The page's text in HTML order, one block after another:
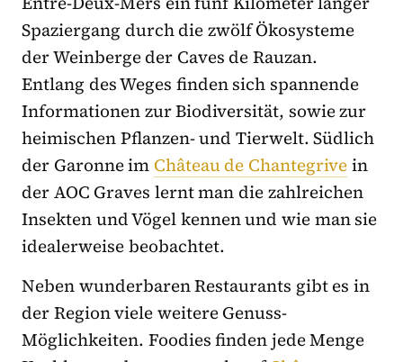
Spaziergang durch die zwölf Ökosysteme
der Weinberge der Caves de Rauzan.
Entlang des Weges finden sich spannende
Informationen zur Biodiversität, sowie zur
heimischen Pflanzen- und Tierwelt. Südlich
der Garonne im Château de Chantegrivein
der AOC Graves lernt man die zahlreichen
Insekten und Vögel kennen und wie man sie
idealerweise beobachtet.
Neben wunderbaren Restaurants gibt es in
der Region viele weitere Genuss-
Möglichkeiten. Foodies finden jede Menge